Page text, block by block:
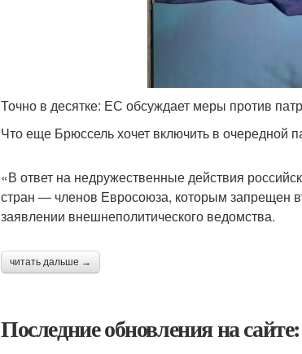
Точно в десятке: ЕС обсуждает меры против
Что еще Брюссель хочет включить в очередной
«В ответ на недружественные действия
стран — членов Евросоюза, которым запрещен
заявлении внешнеполитического ведомства.
читать дальше →
Последние обновления на сайте: